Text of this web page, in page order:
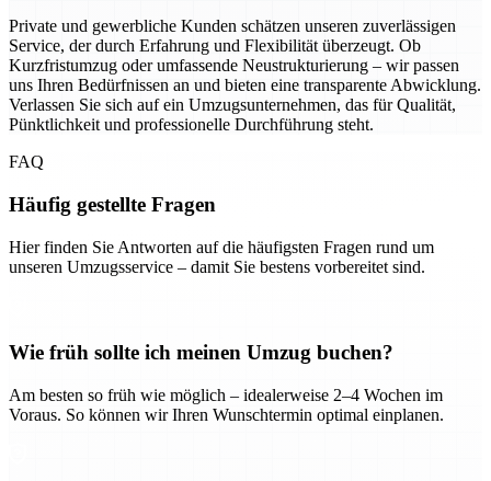
Private und gewerbliche Kunden schätzen unseren zuverlässigen
Service, der durch Erfahrung und Flexibilität überzeugt. Ob
Kurzfristumzug oder umfassende Neustrukturierung – wir passen
uns Ihren Bedürfnissen an und bieten eine transparente Abwicklung.
Verlassen Sie sich auf ein Umzugsunternehmen, das für Qualität,
Pünktlichkeit und professionelle Durchführung steht.
FAQ
Häufig gestellte Fragen
Hier finden Sie Antworten auf die häufigsten Fragen rund um
unseren Umzugsservice – damit Sie bestens vorbereitet sind.
Wie früh sollte ich meinen Umzug buchen?
Am besten so früh wie möglich – idealerweise 2–4 Wochen im
Voraus. So können wir Ihren Wunschtermin optimal einplanen.